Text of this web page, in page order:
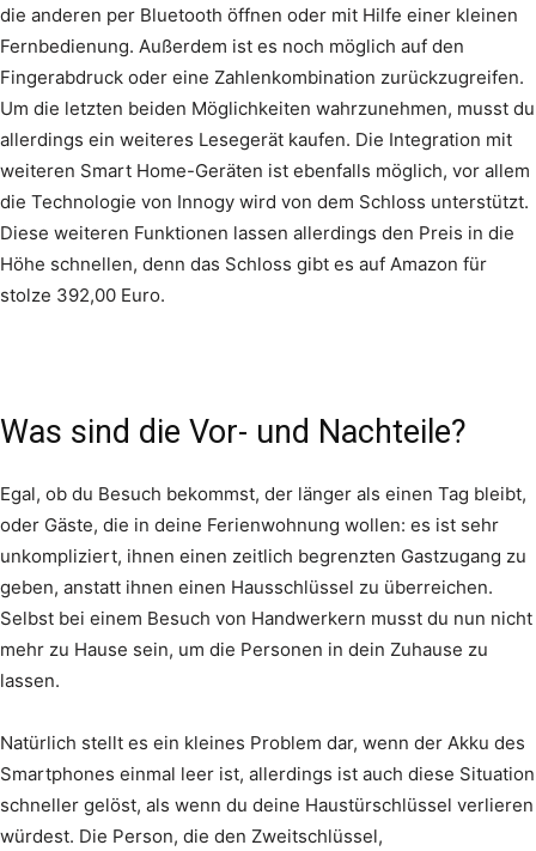
die anderen per Bluetooth öffnen oder mit Hilfe einer kleinen
Fernbedienung. Außerdem ist es noch möglich auf den
Fingerabdruck oder eine Zahlenkombination zurückzugreifen.
Um die letzten beiden Möglichkeiten wahrzunehmen, musst du
allerdings ein weiteres Lesegerät kaufen. Die Integration mit
weiteren Smart Home-Geräten ist ebenfalls möglich, vor allem
die Technologie von Innogy wird von dem Schloss unterstützt.
Diese weiteren Funktionen lassen allerdings den Preis in die
Höhe schnellen, denn das Schloss gibt es auf Amazon für
stolze 392,00 Euro.
Was sind die Vor- und Nachteile?
Egal, ob du Besuch bekommst, der länger als einen Tag bleibt,
oder Gäste, die in deine Ferienwohnung wollen: es ist sehr
unkompliziert, ihnen einen zeitlich begrenzten Gastzugang zu
geben, anstatt ihnen einen Hausschlüssel zu überreichen.
Selbst bei einem Besuch von Handwerkern musst du nun nicht
mehr zu Hause sein, um die Personen in dein Zuhause zu
lassen.
Natürlich stellt es ein kleines Problem dar, wenn der Akku des
Smartphones einmal leer ist, allerdings ist auch diese Situation
schneller gelöst, als wenn du deine Haustürschlüssel verlieren
würdest. Die Person, die den Zweitschlüssel,